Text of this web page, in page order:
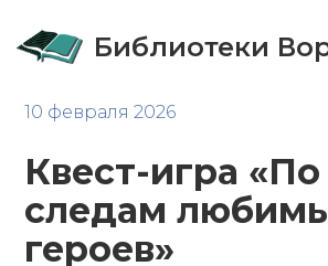
Библиотеки
10 февраля 2026
Квест-игра «По
следам
героев»